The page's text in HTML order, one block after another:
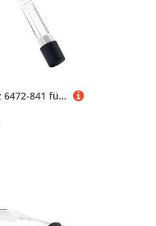
NATEFEMIN Ersatz 6472-841 für Sundance Wassersystem Clear Ray XL UV, für Jacuzzi Spa-Serie J-200, J-300, J-400, J-LX